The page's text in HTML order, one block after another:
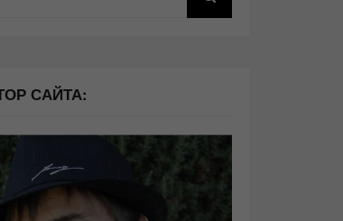
САЙТА: